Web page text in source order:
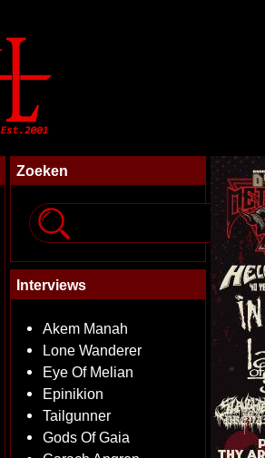
Zoeken
Interviews
Akem Manah
Lone Wanderer
Eye Of Melian
Epinikion
Tailgunner
Gods Of Gaia